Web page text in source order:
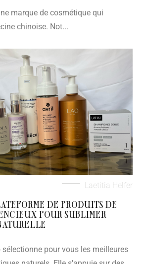
marque de cosmétique qui
chinoise. Not...
Laetitia Helfer
DE PRODUITS DE
POUR SUBLIMER
pour vous les meilleures